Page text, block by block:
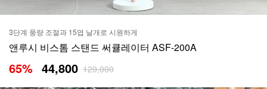
3단계 풍량 조절과 15엽 날개로 시원하게
앤루시 비스톰 스탠드 써큘레이터 ASF-200A
65% 44,800 129,000